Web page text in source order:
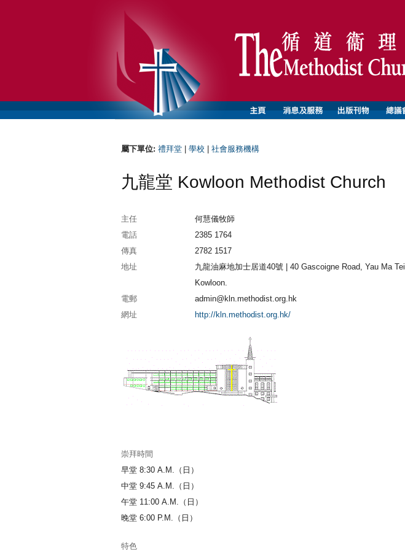
屬下單位: 禮拜堂 學校 社會服務機構
九龍堂 Kowloon Methodist Church
主任
何慧儀牧師
電話
2385 1764
傳真
2782 1517
地址
九龍油麻地加士居道40號 | 40 Gascoigne Road, Yau Ma Tei,
Kowloon.
電郵
admin@kln.methodist.org.hk
網址
http://kln.methodist.org.hk/
崇拜時間
早堂 8:30 A.M.（日）
中堂 9:45 A.M.（日）
午堂 11:00 A.M.（日）
晚堂 6:00 P.M.（日）
特色